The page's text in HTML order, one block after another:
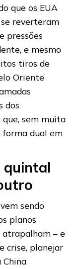
que os EUA
reverteram
pressões
e mesmo
tiros de
Oriente
dos
sem muita
forma dual em
quintal
sendo
planos
atrapalham – e
crise, planejar
China